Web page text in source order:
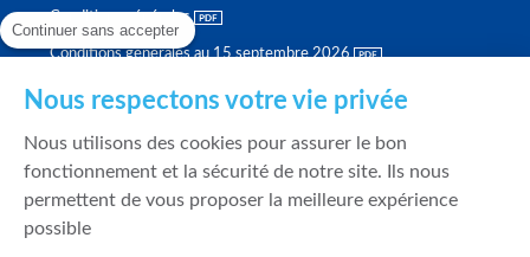
Conditions générales
Conditions générales au 15 septembre 2026
Politique de meilleure sélection
Politique de durabilité
Fonds de garantie des dépôts et de résolution
Continuer sans accepter
Nous respectons votre vie privée
Nous utilisons des cookies pour assurer le bon
fonctionnement et la sécurité de notre site. Ils nous
permettent de vous proposer la meilleure expérience
possible